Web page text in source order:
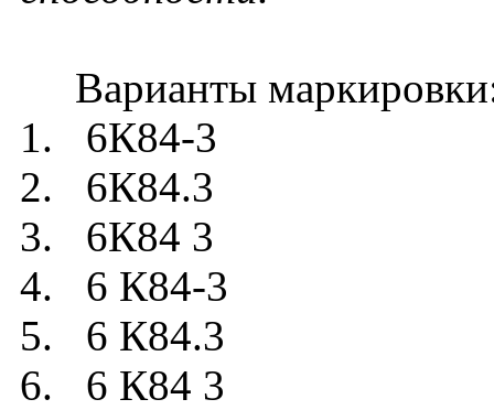
Варианты
1. 6К84-3
2. 6К84.3
3. 6К84 3
4. 6 К84-3
5. 6 К84.3
6. 6 К84 3